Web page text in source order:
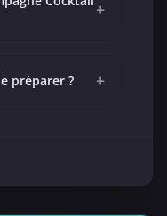
+
préparer ? +